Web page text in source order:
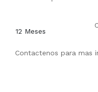
12 Meses
Contactenos para mas